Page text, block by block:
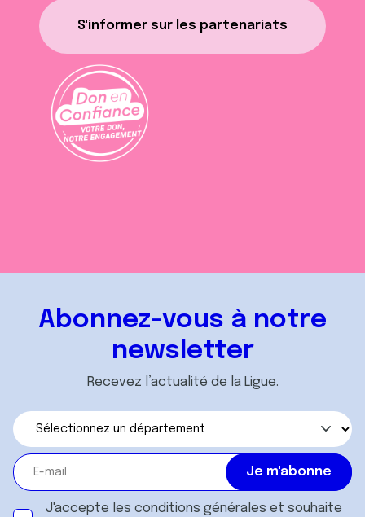
S'informer sur les partenariats
Abonnez-vous à notre
newsletter
Recevez l’actualité de la Ligue.
J'accepte les conditions générales et souhaite